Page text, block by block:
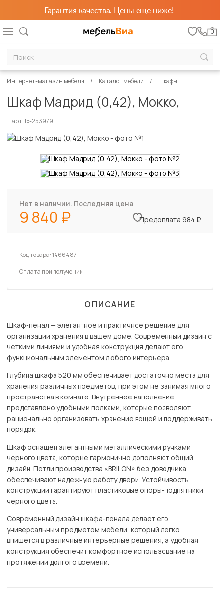
Гарантия качества. Цены еще ниже!
0
Интернет-магазин мебели Каталог мебели Шкафы
Шкаф Мадрид (0,42), Мокко,
арт. tx-253979
Нет в наличии. Последняя цена
9 840 Предоплата 984 ₽
Код товара:1466487
Оплата при получении
ОПИСАНИЕ
Шкаф-пенал — элегантное и практичное решение для
организации хранения в вашем доме. Современный дизайн с
четкими линиями и удобная конструкция делают его
функциональным элементом любого интерьера.
Глубина шкафа 520 мм обеспечивает достаточно места для
хранения различных предметов, при этом не занимая много
пространства в комнате. Внутреннее наполнение
представлено удобными полками, которые позволяют
рационально организовать хранение вещей и поддерживать
порядок.
Шкаф оснащен элегантными металлическими ручками
черного цвета, которые гармонично дополняют общий
дизайн. Петли производства «BRILON» без доводчика
обеспечивают надежную работу двери. Устойчивость
конструкции гарантируют пластиковые опоры-подпятники
черного цвета.
Современный дизайн шкафа-пенала делает его
универсальным предметом мебели, который легко
впишется в различные интерьерные решения, а удобная
конструкция обеспечит комфортное использование на
протяжении долгого времени.